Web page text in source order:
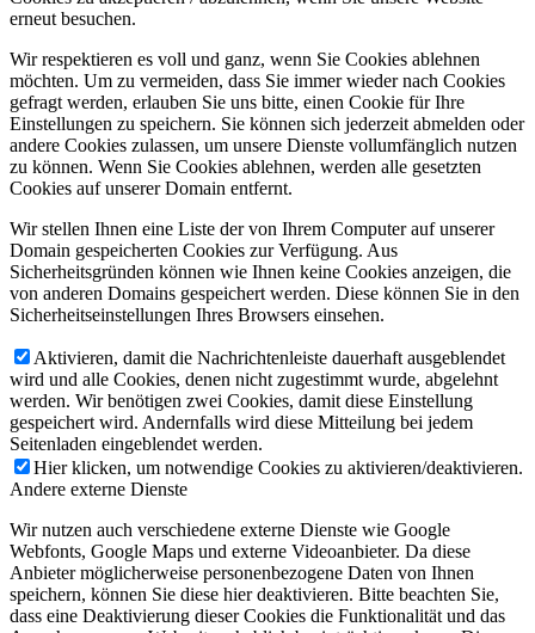
erneut besuchen.
Wir respektieren es voll und ganz, wenn Sie Cookies ablehnen
möchten. Um zu vermeiden, dass Sie immer wieder nach Cookies
gefragt werden, erlauben Sie uns bitte, einen Cookie für Ihre
Einstellungen zu speichern. Sie können sich jederzeit abmelden oder
andere Cookies zulassen, um unsere Dienste vollumfänglich nutzen
zu können. Wenn Sie Cookies ablehnen, werden alle gesetzten
Cookies auf unserer Domain entfernt.
Wir stellen Ihnen eine Liste der von Ihrem Computer auf unserer
Domain gespeicherten Cookies zur Verfügung. Aus
Sicherheitsgründen können wie Ihnen keine Cookies anzeigen, die
von anderen Domains gespeichert werden. Diese können Sie in den
Sicherheitseinstellungen Ihres Browsers einsehen.
Aktivieren, damit die Nachrichtenleiste dauerhaft ausgeblendet
wird und alle Cookies, denen nicht zugestimmt wurde, abgelehnt
werden. Wir benötigen zwei Cookies, damit diese Einstellung
gespeichert wird. Andernfalls wird diese Mitteilung bei jedem
Seitenladen eingeblendet werden.
Hier klicken, um notwendige Cookies zu aktivieren/deaktivieren.
Andere externe Dienste
Wir nutzen auch verschiedene externe Dienste wie Google
Webfonts, Google Maps und externe Videoanbieter. Da diese
Anbieter möglicherweise personenbezogene Daten von Ihnen
speichern, können Sie diese hier deaktivieren. Bitte beachten Sie,
dass eine Deaktivierung dieser Cookies die Funktionalität und das